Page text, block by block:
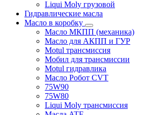
Liqui Moly грузовой
Гидравлические масла
Масло в коробку
Масло МКПП (механика)
Масло для АКПП и ГУР
Motul трансмиссия
Мобил для трансмиссии
Motul гидравлика
Масло Робот CVT
75W90
75W80
Liqui Moly трансмиссия